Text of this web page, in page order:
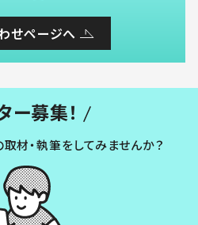
せページへ
ー募集！
材・執筆をしてみませんか？